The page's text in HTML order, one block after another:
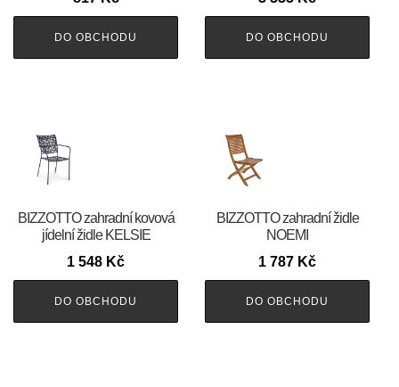
DO OBCHODU DO OBCHODU
BIZZOTTO zahradní kovová
jídelní židle KELSIE
1 548 Kč
DO OBCHODU
BIZZOTTO zahradní židle
NOEMI
1 787 Kč
DO OBCHODU